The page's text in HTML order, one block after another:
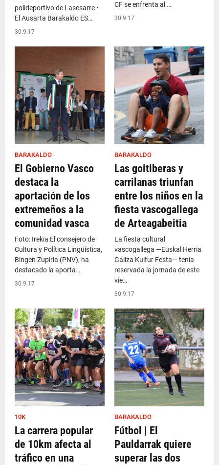
polideportivo de Lasesarre •
El Ausarta Barakaldo ES…
30.9.17
CF se enfrenta al …
30.9.17
BARAKALDO
El Gobierno Vasco
destaca la
aportación de los
extremeños a la
comunidad vasca
Foto: Irekia El consejero de
Cultura y Política Lingüística,
Bingen Zupiria (PNV), ha
destacado la aporta…
30.9.17
BARAKALDO
Las goitiberas y
carrilanas triunfan
entre los niños en la
fiesta vascogallega
de Arteagabeitia
La fiesta cultural
vascogallega —Euskal Herria
Galiza Kultur Festa— tenía
reservada la jornada de este
vie…
30.9.17
10K
La carrera popular
de 10km afecta al
tráfico en una
BARAKALDO
Fútbol | El
Pauldarrak quiere
superar las dos